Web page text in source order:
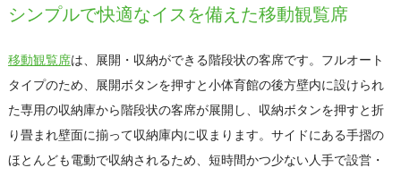
シンプルで快適なイスを備えた移動観覧席
移動観覧席は、展開・収納ができる階段状の客席です。フルオート
タイプのため、展開ボタンを押すと小体育館の後方壁内に設けられ
た専用の収納庫から階段状の客席が展開し、収納ボタンを押すと折
り畳まれ壁面に揃って収納庫内に収まります。サイドにある手摺の
ほとんども電動で収納されるため、短時間かつ少ない人手で設営・